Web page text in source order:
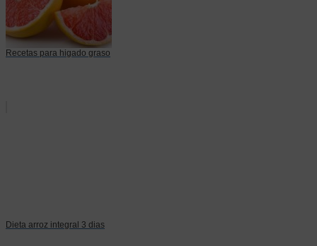
Recetas para higado graso
Dieta arroz integral 3 dias